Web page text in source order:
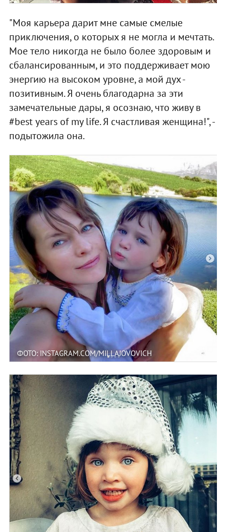
"Моя карьера дарит мне самые смелые
приключения, о которых я не могла и мечтать.
Мое тело никогда не было более здоровым и
сбалансированным, и это поддерживает мою
энергию на высоком уровне, а мой дух -
позитивным. Я очень благодарна за эти
замечательные дары, я осознаю, что живу в
#best years of my life. Я счастливая женщина!", -
подытожила она.
ФОТО: INSTAGRAM.COM/MILLAJOVOVICH